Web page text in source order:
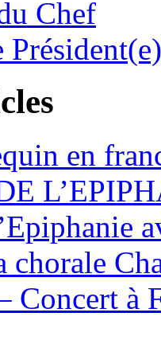
Chef
Président(e)
en
chorale
Concert à